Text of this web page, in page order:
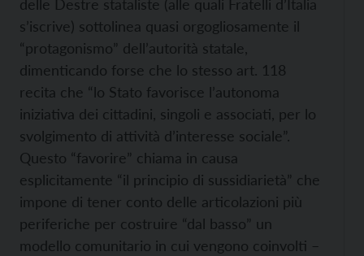
delle Destre stataliste (alle quali Fratelli d’Italia
s’iscrive) sottolinea quasi orgogliosamente il
“protagonismo” dell’autorità statale,
dimenticando forse che lo stesso art. 118
recita che “lo Stato favorisce l’autonoma
iniziativa dei cittadini, singoli e associati, per lo
svolgimento di attività d’interesse sociale”.
Questo “favorire” chiama in causa
esplicitamente “il principio di sussidiarietà” che
impone di tener conto delle articolazioni più
periferiche per costruire “dal basso” un
modello comunitario in cui vengono coinvolti –